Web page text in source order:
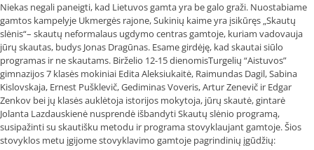
Niekas negali paneigti, kad Lietuvos gamta yra be galo graži. Nuostabiame
gamtos kampelyje Ukmergės rajone, Sukinių kaime yra įsikūręs „Skautų
slėnis“– skautų neformalaus ugdymo centras gamtoje, kuriam vadovauja
jūrų skautas, budys Jonas Dragūnas. Esame girdėję, kad skautai siūlo
programas ir ne skautams. Birželio 12-15 dienomisTurgelių “Aistuvos”
gimnazijos 7 klasės mokiniai Edita Aleksiukaitė, Raimundas Dagil, Sabina
Kislovskaja, Ernest Pušklevič, Gediminas Voveris, Artur Zenevič ir Edgar
Zenkov bei jų klasės auklėtoja istorijos mokytoja, jūrų skautė, gintarė
Jolanta Lazdauskienė nusprendė išbandyti Skautų slėnio programą,
susipažinti su skautišku metodu ir programa stovyklaujant gamtoje. Šios
stovyklos metu įgijome stovyklavimo gamtoje pagrindinių įgūdžių: